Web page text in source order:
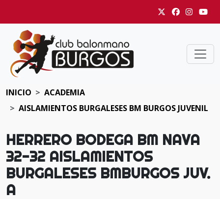
INICIO
ACADEMIA
AISLAMIENTOS BURGALESES BM BURGOS JUVENIL
HERRERO BODEGA BM NAVA
32-32 AISLAMIENTOS
BURGALESES BMBURGOS JUV.
A